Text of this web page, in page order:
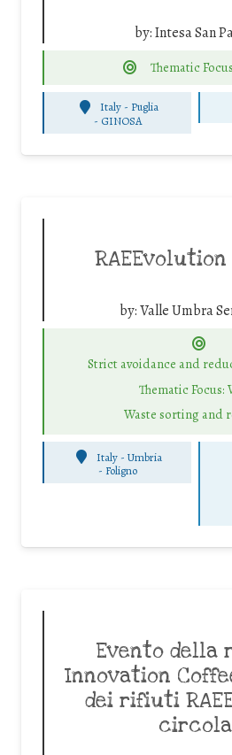
by:Intesa San
Thematic
Italy - Puglia
- GINOSA
by:Valle Umbra
Strict avoidance and
Thematic Focus:
Waste sorting and
Italy - Umbria
- Foligno
Evento della
Innovation
dei rifiuti